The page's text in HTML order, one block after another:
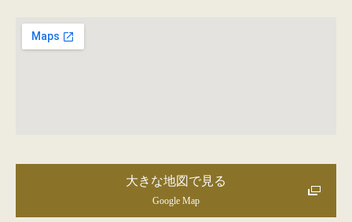
大きな地図で見る
Google Map